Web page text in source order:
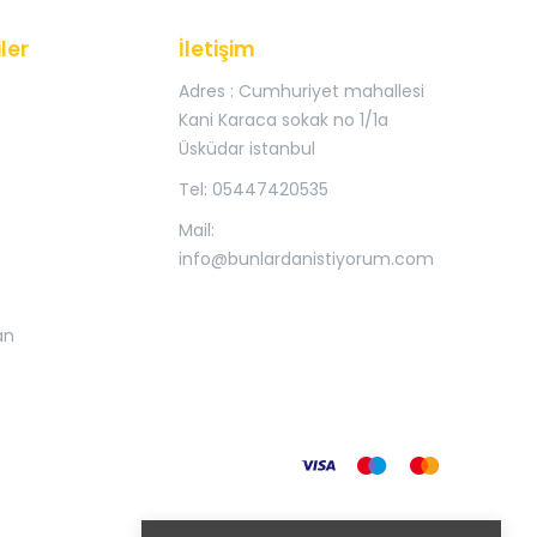
İletişim
Adres : Cumhuriyet mahallesi
Kani Karaca sokak no 1/1a
Üsküdar istanbul
Tel: 05447420535
Mail:
info@bunlardanistiyorum.com